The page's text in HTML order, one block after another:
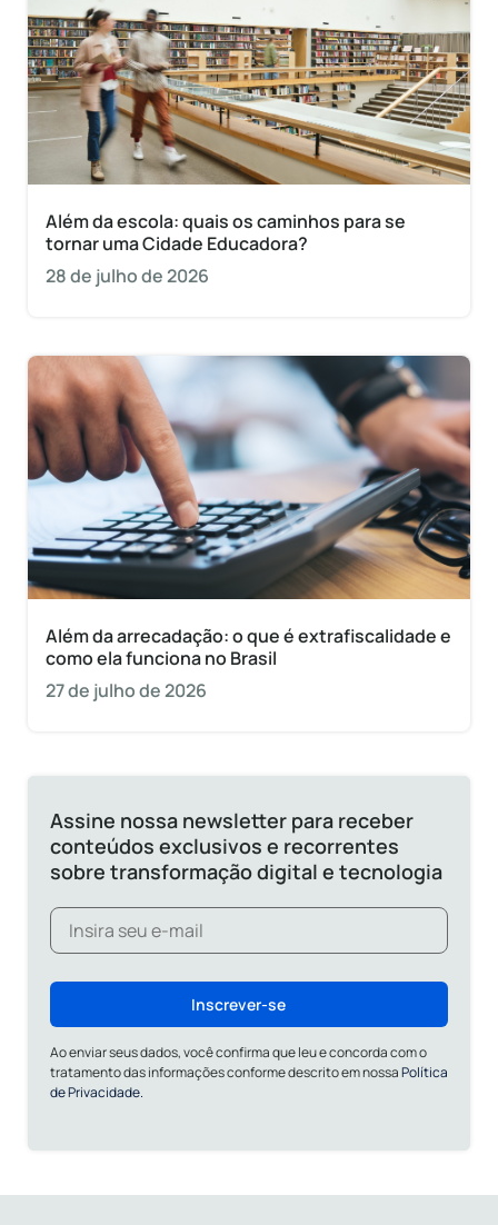
Além da escola: quais os caminhos para se
tornar uma Cidade Educadora?
28 de julho de 2026
Além da arrecadação: o que é extrafiscalidade e
como ela funciona no Brasil
27 de julho de 2026
Assine nossa newsletter para receber
conteúdos exclusivos e recorrentes
sobre transformação digital e tecnologia
Inscrever-se
Ao enviar seus dados, você confirma que leu e concorda com o
tratamento das informações conforme descrito em nossaPolítica
de Privacidade.